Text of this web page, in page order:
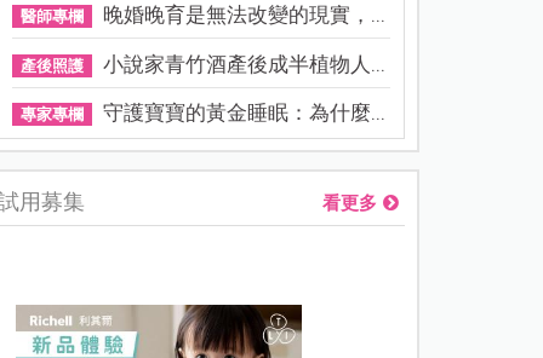
醫師專欄 晚婚晚育是無法改變的現實，...
產後照護 小說家青竹酒產後成半植物人...
專家專欄 守護寶寶的黃金睡眠：為什麼...
用募集 看更多